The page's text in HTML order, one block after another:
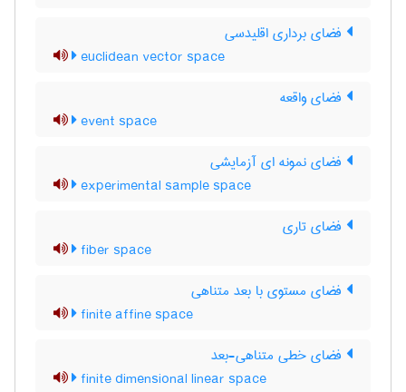
فضای برداری اقلیدسی
euclidean vector space
فضای واقعه
event space
فضای نمونه ای آزمایشی
experimental sample space
فضای تاری
fiber space
فضای مستوی با بعد متناهی
finite affine space
فضای خطی متناهی-بعد
finite dimensional linear space